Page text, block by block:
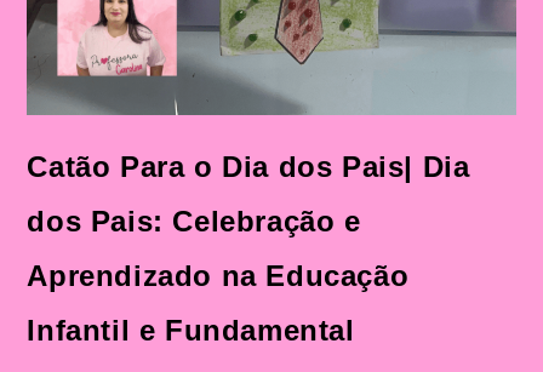
Catão Para o Dia dos Pais| Dia
dos Pais: Celebração e
Aprendizado na Educação
Infantil e Fundamental